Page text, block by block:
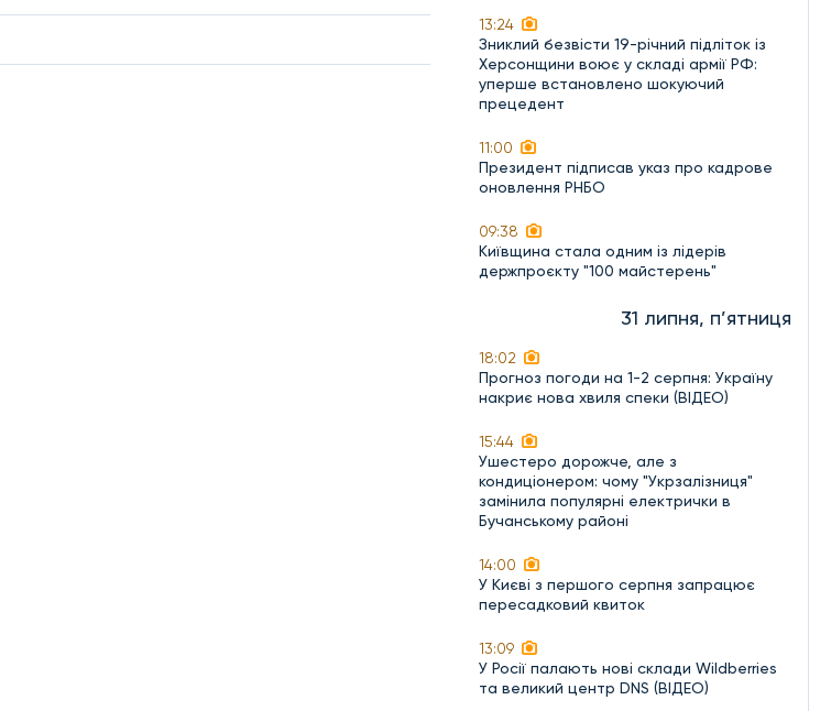
13:24
Зниклий безвісти 19-річний підліток із
Херсонщини воює у складі армії РФ:
уперше встановлено шокуючий
прецедент
11:00
Президент підписав указ про кадрове
оновлення РНБО
09:38
Київщина стала одним із лідерів
держпроєкту "100 майстерень"
31 липня, п’ятниця
18:02
Прогноз погоди на 1-2 серпня: Україну
накриє нова хвиля спеки (ВІДЕО)
15:44
Ушестеро дорожче, але з
кондиціонером: чому "Укрзалізниця"
замінила популярні електрички в
Бучанському районі
14:00
У Києві з першого серпня запрацює
пересадковий квиток
13:09
У Росії палають нові склади Wildberries
та великий центр DNS (ВІДЕО)